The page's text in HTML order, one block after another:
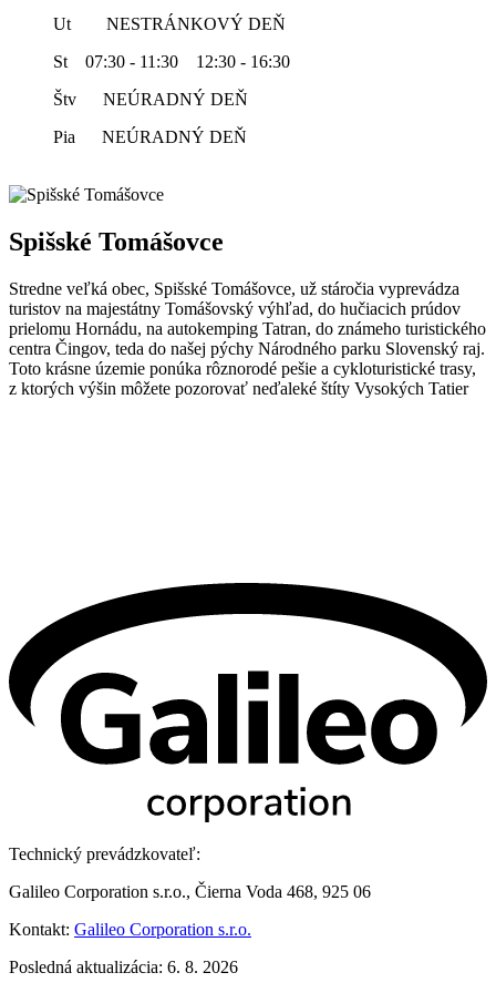
Ut NESTRÁNKOVÝ DEŇ
St 07:30 - 11:30 12:30 - 16:30
Štv NEÚRADNÝ DEŇ
Pia NEÚRADNÝ DEŇ
Spišské Tomášovce
Stredne veľká obec, Spišské Tomášovce, už stáročia vyprevádza
turistov na majestátny Tomášovský výhľad, do hučiacich prúdov
prielomu Hornádu, na autokemping Tatran, do známeho turistického
centra Čingov, teda do našej pýchy Národného parku Slovenský raj.
Toto krásne územie ponúka rôznorodé pešie a cykloturistické trasy,
z ktorých výšin môžete pozorovať neďaleké štíty Vysokých Tatier
Technický prevádzkovateľ:
Galileo Corporation s.r.o., Čierna Voda 468, 925 06
Kontakt: Galileo Corporation s.r.o.
Posledná aktualizácia: 6. 8. 2026